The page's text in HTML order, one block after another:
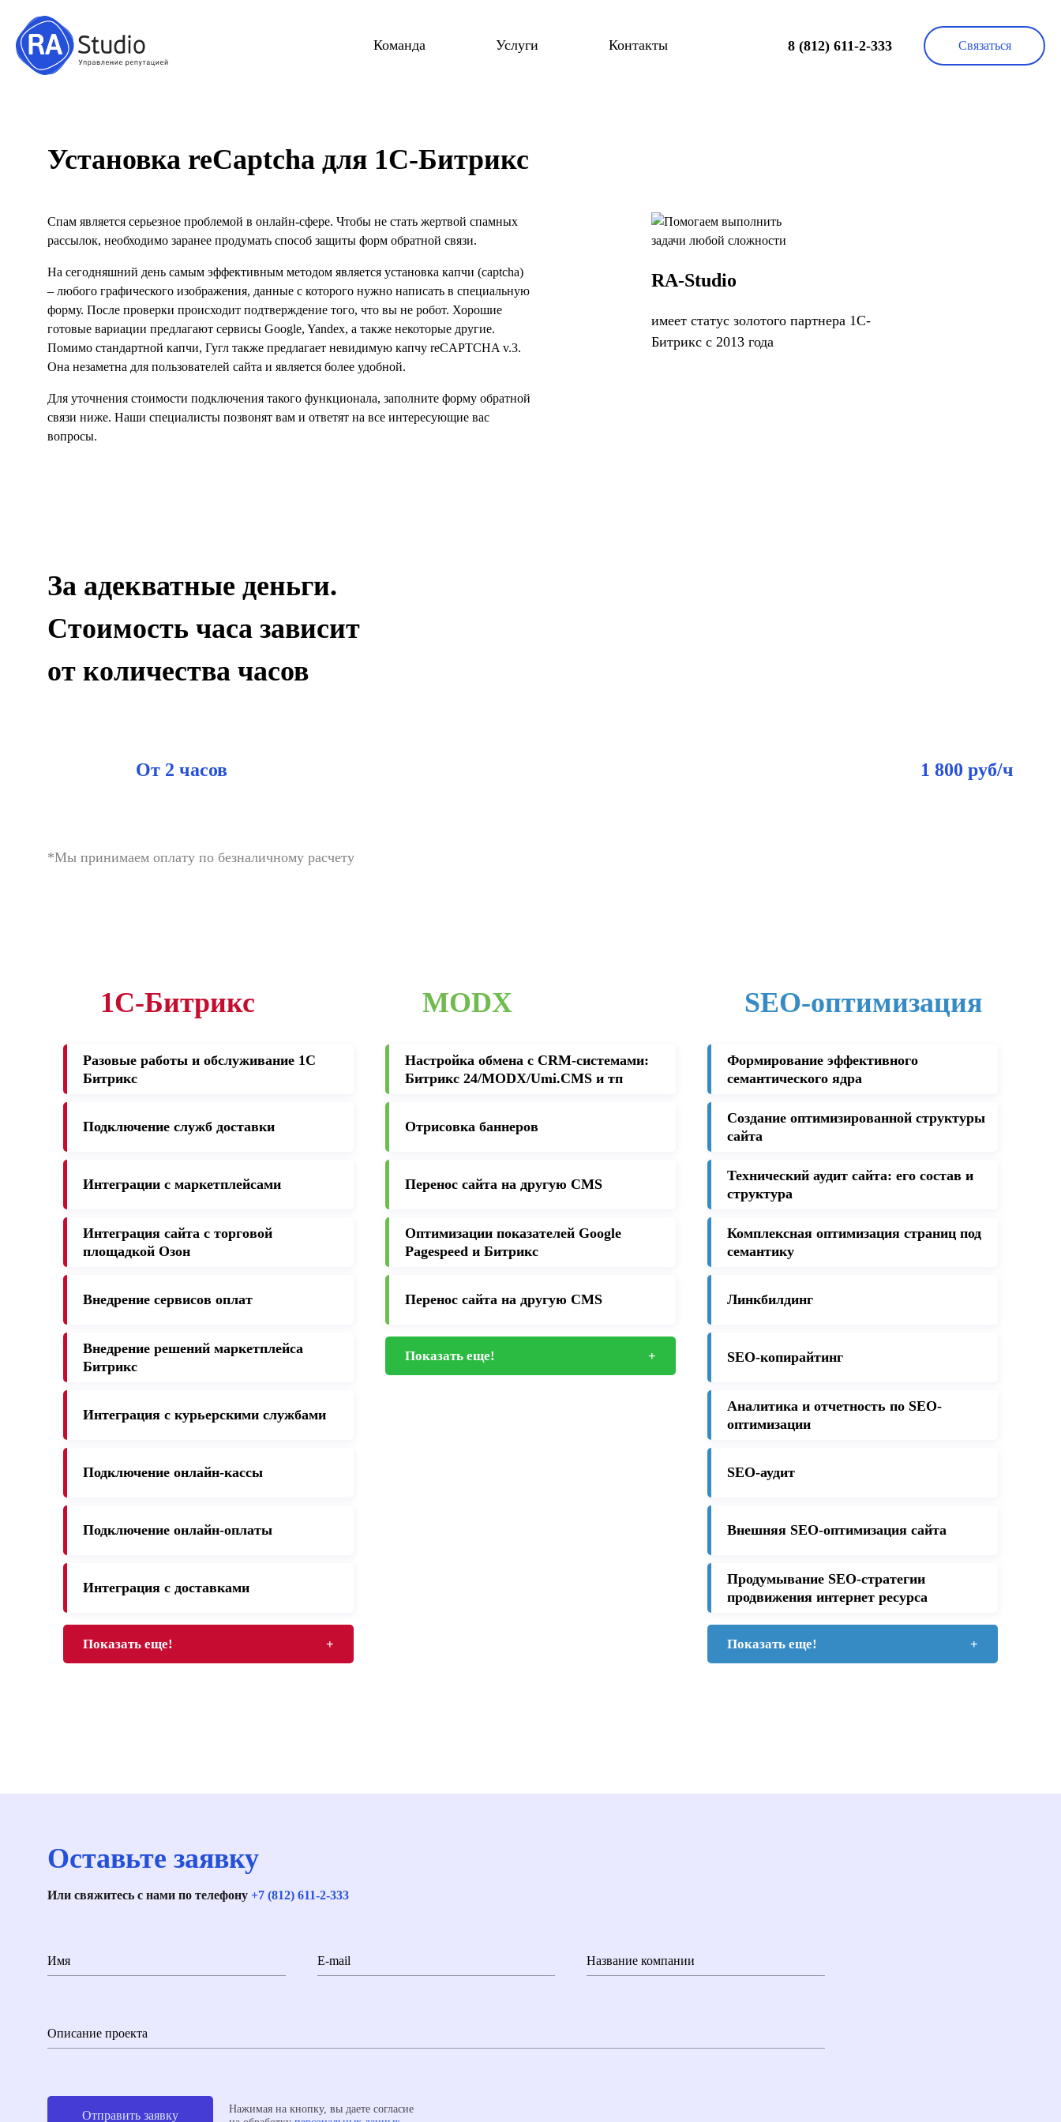
Команда Услуги Контакты 8 (812) 611-2-333 Связаться
Установка reCaptcha для 1С-Битрикс
Спам является серьезное проблемой в онлайн-сфере. Чтобы не стать жертвой спамных
рассылок, необходимо заранее продумать способ защиты форм обратной связи.
На сегодняшний день самым эффективным методом является установка капчи (captcha)
– любого графического изображения, данные с которого нужно написать в специальную
форму. После проверки происходит подтверждение того, что вы не робот. Хорошие
готовые вариации предлагают сервисы Google, Yandex, а также некоторые другие.
Помимо стандартной капчи, Гугл также предлагает невидимую капчу reCAPTCHA v.3.
Она незаметна для пользователей сайта и является более удобной.
Для уточнения стоимости подключения такого функционала, заполните форму обратной
связи ниже. Наши специалисты позвонят вам и ответят на все интересующие вас
вопросы.
RA-Studio
имеет статус золотого партнера 1С-
Битрикс с 2013 года
За адекватные деньги.
Стоимость часа зависит
от количества часов
От 2 часов 1 800 руб/ч
*Мы принимаем оплату по безналичному расчету
1С-Битрикс
Разовые работы и обслуживание 1C
Битрикс
Подключение служб доставки
Интеграции с маркетплейсами
Интеграция сайта с торговой
площадкой Озон
Внедрение сервисов оплат
Внедрение решений маркетплейса
Битрикс
Интеграция с курьерскими службами
Подключение онлайн-кассы
Подключение онлайн-оплаты
Интеграция с доставками
Показать еще! +
MODX
Настройка обмена с CRM-cистемами:
Битрикс 24/MODX/Umi.CMS и тп
Отрисовка баннеров
Перенос сайта на другую CMS
Оптимизации показателей Google
Pagespeed и Битрикс
Перенос сайта на другую CMS
Показать еще! +
SEO-оптимизация
Формирование эффективного
семантического ядра
Создание оптимизированной структуры
сайта
Технический аудит сайта: его состав и
структура
Комплексная оптимизация страниц под
семантику
Линкбилдинг
SEO-копирайтинг
Аналитика и отчетность по SEO-
оптимизации
SEO-аудит
Внешняя SEO-оптимизация сайта
Продумывание SEO-стратегии
продвижения интернет ресурса
Показать еще! +
Оставьте заявку
Или свяжитесь с нами по телефону +7 (812) 611-2-333
Имя E-mail Название компании
Описание проекта
Отправить заявку
Нажимая на кнопку, вы даете согласие